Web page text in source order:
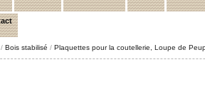
/ Bois stabilisé / Plaquettes pour la coutellerie, Loupe de